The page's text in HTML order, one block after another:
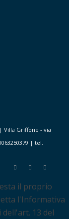
Villa Griffone - via
| tel.
il proprio
l'Informativa
13 del